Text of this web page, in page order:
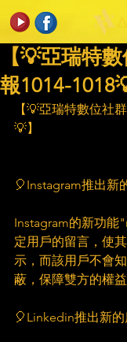
【💡亞瑞特
報1014-
【💡亞瑞特數位社
💡】
🎈Instagram推出新
Instagram的新功能
定用戶的留言，使
示，而該用戶不會
蔽，保障雙方的權益
🎈Linkedin推出新